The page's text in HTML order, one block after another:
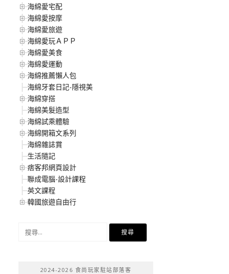
海綿愛宅配
海綿愛按摩
海綿愛旅遊
海綿愛玩ＡＰＰ
海綿愛美食
海綿愛運動
海綿推薦懶人包
海綿牙套日記-隱視美
海綿穿搭
海綿美髮造型
海綿試乘體驗
海綿開箱文系列
海綿雜誌賞
生活隨記
痞客邦網頁設計
聯成電腦-設計課程
英文課程
韓國旅遊自由行
2024-2026 食尚玩家駐站部落客